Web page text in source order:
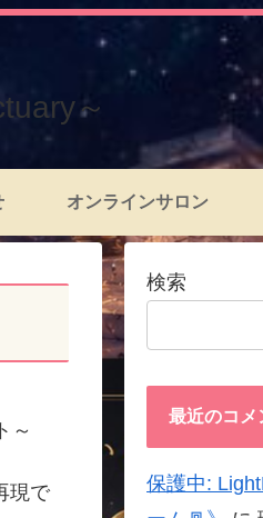
～
オンラインサロン
～
現で
検索
最近のコメ
保護中: